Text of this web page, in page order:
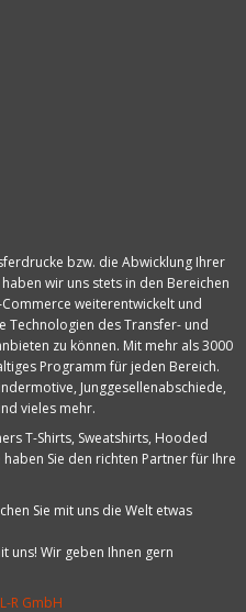
bzw. die Abwicklung Ihrer
wir uns stets in den Bereichen
weiterentwickelt und
Technologien des Transfer- und
zu können. Mit mehr als 3000
Programm für jeden Bereich.
Junggesellenabschiede,
vieles mehr.
T-Shirts, Sweatshirts, Hooded
Sie den richten Partner für Ihre
Sie mit uns die Welt etwas
uns! Wir geben Ihnen gern
L-R GmbH